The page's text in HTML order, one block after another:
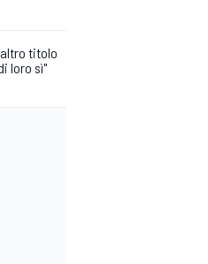
altro titolo
loro sì"